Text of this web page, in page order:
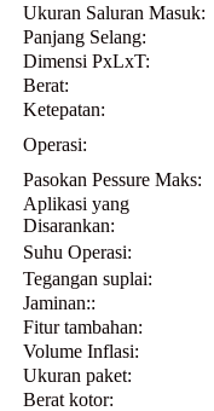
Ukuran Saluran Masuk:
Panjang Selang:
Dimensi PxLxT:
Berat:
Ketepatan:
Operasi:
Pasokan Pessure Maks:
Aplikasi yang
Disarankan:
Suhu Operasi:
Tegangan suplai:
Jaminan::
Fitur tambahan:
Volume Inflasi:
Ukuran paket:
Berat kotor: